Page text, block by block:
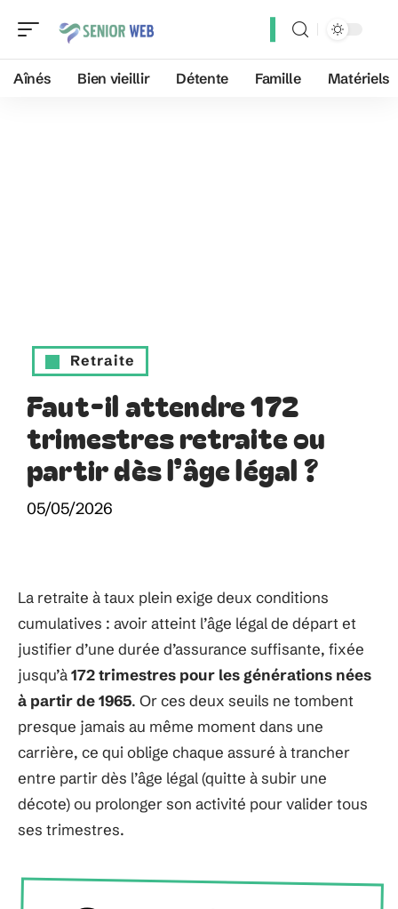
Aînés Bien vieillir Détente Famille Matériels
Retraite
Faut-il attendre 172
trimestres retraite ou
partir dès l’âge légal ?
05/05/2026
La retraite à taux plein exige deux conditions
cumulatives : avoir atteint l’âge légal de départ et
justifier d’une durée d’assurance suffisante, fixée
jusqu’à172 trimestres pour les générations nées
à partir de 1965. Or ces deux seuils ne tombent
presque jamais au même moment dans une
carrière, ce qui oblige chaque assuré à trancher
entre partir dès l’âge légal (quitte à subir une
décote) ou prolonger son activité pour valider tous
ses trimestres.